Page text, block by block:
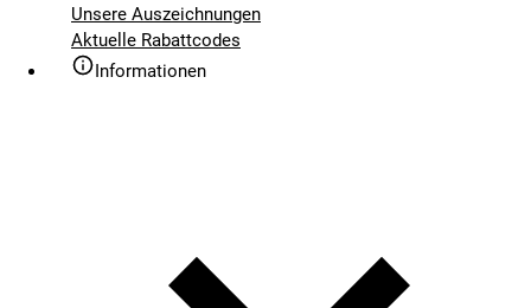
Unsere Auszeichnungen
Aktuelle Rabattcodes
Informationen